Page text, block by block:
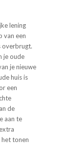
lening
van een
overbrugt.
je oude
je nieuwe
huis is
een
de
aan te
tonen